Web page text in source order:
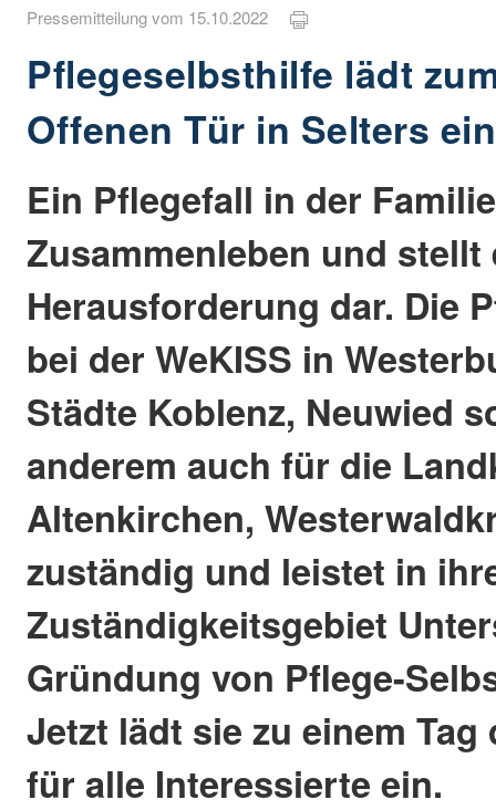
Pressemitteilung vom 15.10.2022
Pflegeselbsthilfe lädt
Offenen Tür in Selters ein
Ein Pflegefall in der
Zusammenleben und
Herausforderung dar. Die
bei der WeKISS in
Städte Koblenz, Neuwied
anderem auch für die
Altenkirchen,
zuständig und leistet in
Zuständigkeitsgebiet
Gründung von Pflege-
Jetzt lädt sie zu einem Tag
für alle Interessierte ein.